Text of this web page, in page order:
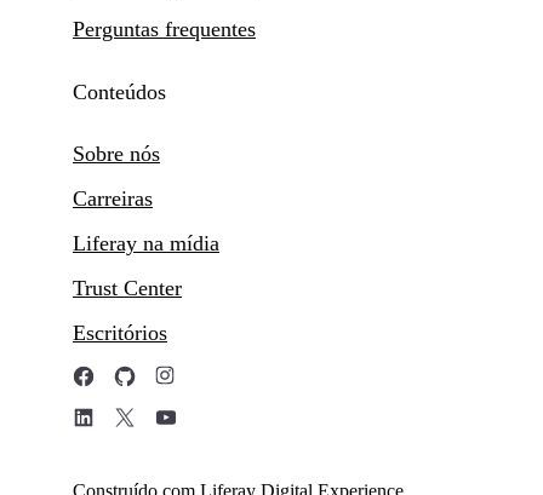
Perguntas frequentes
Conteúdos
Sobre nós
Carreiras
Liferay na mídia
Trust Center
Escritórios
Construído com Liferay Digital Experience